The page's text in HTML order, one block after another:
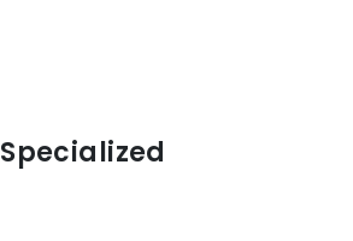
Specialized